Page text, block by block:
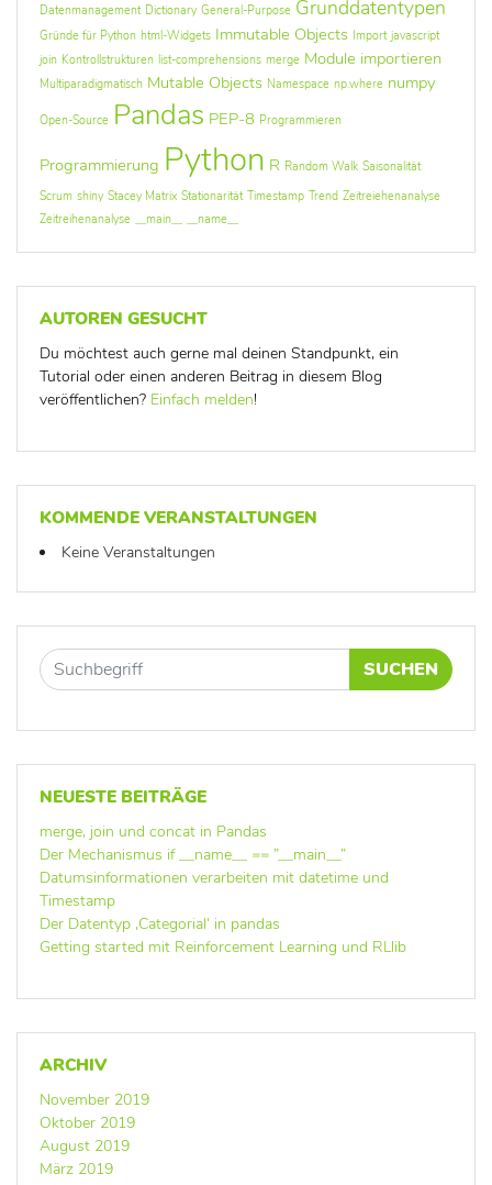
Datenmanagement Dictionary General-Purpose Grunddatentypen
Gründe für Python html-Widgets Immutable Objects Import javascript
join Kontrollstrukturen list-comprehensions merge Module importieren
Multiparadigmatisch Mutable Objects Namespace np.where numpy
Open-Source Pandas PEP-8 Programmieren
Programmierung Python R Random Walk Saisonalität
Scrum shiny Stacey Matrix Stationarität Timestamp Trend Zeitreiehenanalyse
Zeitreihenanalyse
__main__ __name__
AUTOREN GESUCHT
Du möchtest auch gerne mal deinen Standpunkt, ein
Tutorial oder einen anderen Beitrag in diesem Blog
veröffentlichen? Einfach melden!
KOMMENDE VERANSTALTUNGEN
Keine Veranstaltungen
SUCHEN
NEUESTE BEITRÄGE
merge, join und concat in Pandas
Der Mechanismus if __name__ == ”__main__”
Datumsinformationen verarbeiten mit datetime und
Timestamp
Der Datentyp ‚Categorial‘ in pandas
Getting started mit Reinforcement Learning und RLlib
ARCHIV
November 2019
Oktober 2019
August 2019
März 2019